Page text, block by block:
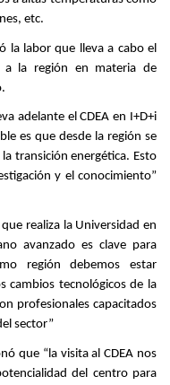
etc.
la labor que lleva a cabo el
a la región en materia de
adelante el CDEA en I+D+i
es que desde la región se
transición energética. Esto
y el conocimiento”
realiza la Universidad en
avanzado es clave para
región debemos estar
cambios tecnológicos de la
profesionales capacitados
sector”
que “la visita al CDEA nos
del centro para